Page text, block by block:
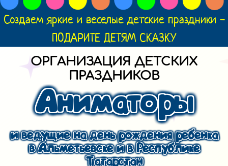
Создаем яркие и веселые детские праздники -
ПОДАРИТЕ ДЕТЯМ СКАЗКУ
ОРГАНИЗАЦИЯ ДЕТСКИХ
ПРАЗДНИКОВ
Аниматоры
и ведущие на день рождения ребенка
в Альметьевске и в Республике
Татарстан